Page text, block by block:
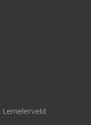
Lemelerveld